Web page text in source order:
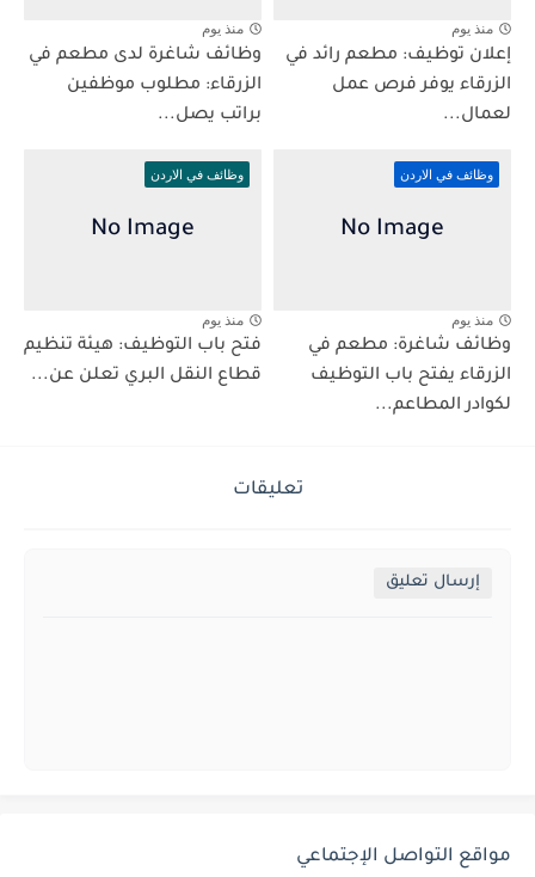
منذ يوم
إعلان توظيف: مطعم رائد في
الزرقاء يوفر فرص عمل
لعمال...
منذ يوم
وظائف شاغرة لدى مطعم في
الزرقاء: مطلوب موظفين
براتب يصل...
وظائف في الاردن
منذ يوم
وظائف شاغرة: مطعم في
الزرقاء يفتح باب التوظيف
لكوادر المطاعم...
وظائف في الاردن
منذ يوم
فتح باب التوظيف: هيئة تنظيم
قطاع النقل البري تعلن عن...
تعليقات
إرسال تعليق
مواقع التواصل الإجتماعي